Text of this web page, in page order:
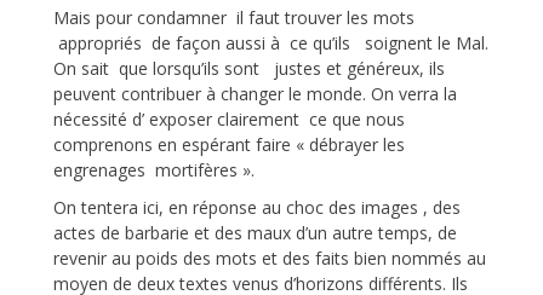
Mais pour condamner il faut trouver les mots
appropriés de façon aussi à ce qu’ils soignent le Mal.
On sait que lorsqu’ils sont justes et généreux, ils
peuvent contribuer à changer le monde. On verra la
nécessité d’ exposer clairement ce que nous
comprenons en espérant faire « débrayer les
engrenages mortifères ».
On tentera ici, en réponse au choc des images , des
actes de barbarie et des maux d’un autre temps, de
revenir au poids des mots et des faits bien nommés au
moyen de deux textes venus d’horizons différents. Ils